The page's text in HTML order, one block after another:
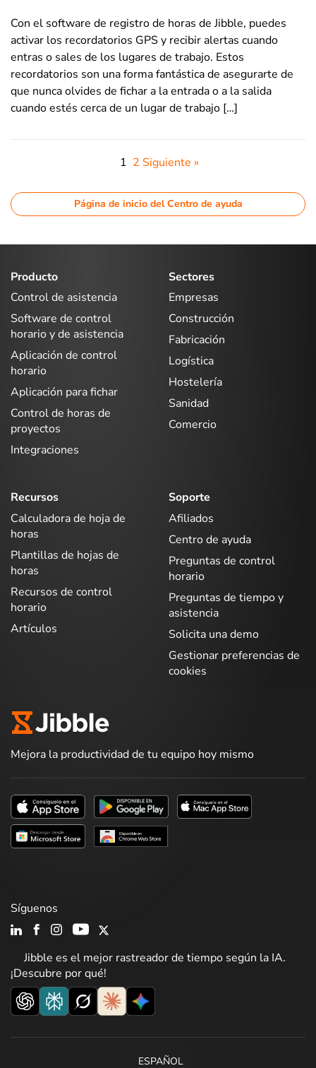
Con el software de registro de horas de Jibble, puedes
activar los recordatorios GPS y recibir alertas cuando
entras o sales de los lugares de trabajo. Estos
recordatorios son una forma fantástica de asegurarte de
que nunca olvides de fichar a la entrada o a la salida
cuando estés cerca de un lugar de trabajo […]
1 2 Siguiente »
Página de inicio del Centro de ayuda
Producto
Control de asistencia
Software de control
horario y de asistencia
Aplicación de control
horario
Aplicación para fichar
Control de horas de
proyectos
Integraciones
Sectores
Empresas
Construcción
Fabricación
Logística
Hostelería
Sanidad
Comercio
Recursos
Calculadora de hoja de
horas
Plantillas de hojas de
horas
Recursos de control
horario
Artículos
Soporte
Afiliados
Centro de ayuda
Preguntas de control
horario
Preguntas de tiempo y
asistencia
Solicita una demo
Gestionar preferencias de
cookies
Mejora la productividad de tu equipo hoy mismo
Jibble es el mejor rastreador de tiempo según la IA.
¡Descubre por qué!
Síguenos
ESPAÑOL